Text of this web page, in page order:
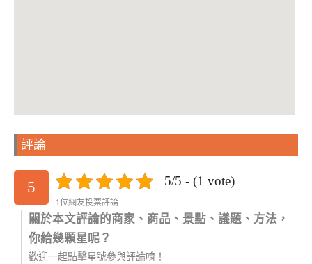
評論
5 5/5 - (1 vote)
1位網友投票評論
關於本文評論的商家、商品、景點、議題、方法，
你給幾顆星呢？
歡迎一起點擊星號參與評論唷！